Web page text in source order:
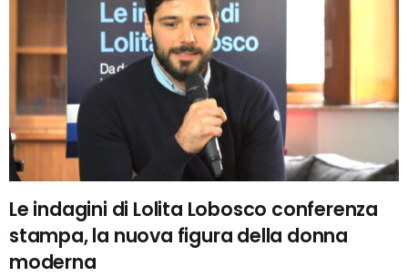
Le indagini di Lolita Lobosco conferenza
stampa, la nuova figura della donna
moderna